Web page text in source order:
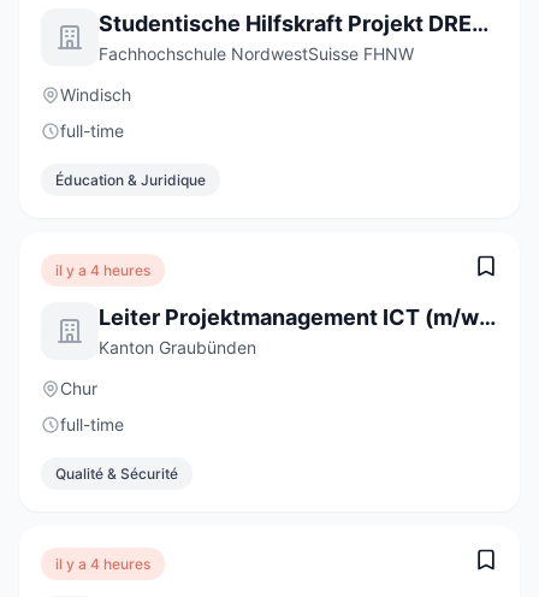
Studentische Hilfskraft Projekt DREAMS - Digitale Professionsentwicklung und Bildungsinnovation (20-40 %)
Fachhochschule NordwestSuisse FHNW
Windisch
full-time
Éducation & Juridique
il y a 4 heures
Leiter Projektmanagement ICT (m/w/d)
Kanton Graubünden
Chur
full-time
Qualité & Sécurité
il y a 4 heures